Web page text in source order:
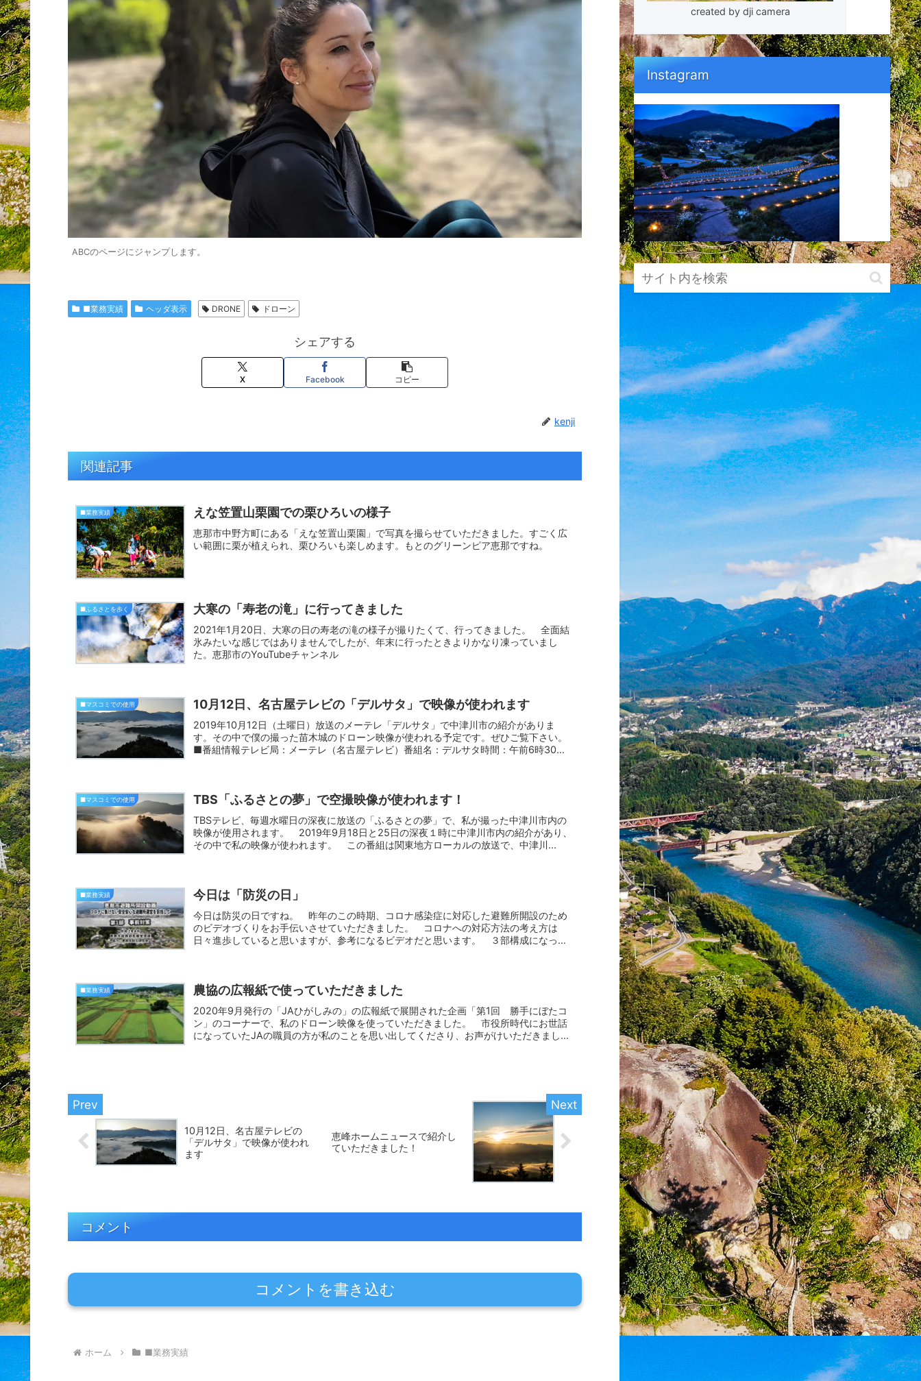
ABCのページにジャンプします。
■業務実績 ヘッダ表示 DRONE ドローン
シェアする
X Facebook コピー
kenji
関連記事
■業務実績 えな笠置山栗園での栗ひろいの様子
恵那市中野方町にある「えな笠置山栗園」で写真を撮らせていただきました。すごく広
い範囲に栗が植えられ、栗ひろいも楽しめます。もとのグリーンピア恵那ですね。
■ふるさとを歩く 大寒の「寿老の滝」に行ってきました
2021年1月20日、大寒の日の寿老の滝の様子が撮りたくて、行ってきました。 全面結
氷みたいな感じではありませんでしたが、年末に行ったときよりかなり凍っていまし
た。恵那市のYouTubeチャンネル
■マスコミでの使用 10月12日、名古屋テレビの「デルサタ」で映像が使われます
2019年10月12日（土曜日）放送のメーテレ「デルサタ」で中津川市の紹介がありま
す。その中で僕の撮った苗木城のドローン映像が使われる予定です。ぜひご覧下さい。
■番組情報テレビ局：メーテレ（名古屋テレビ）番組名：デルサタ時間：午前6時30
■マスコミでの使用 TBS「ふるさとの夢」で空撮映像が使われます！
TBSテレビ、毎週水曜日の深夜に放送の「ふるさとの夢」で、私が撮った中津川市内の
映像が使用されます。 2019年9月18日と25日の深夜１時に中津川市内の紹介があり、
その中で私の映像が使われます。 この番組は関東地方ローカルの放送で、中津川...
■業務実績 今日は「防災の日」
今日は防災の日ですね。 昨年のこの時期、コロナ感染症に対応した避難所開設のため
のビデオづくりをお手伝いさせていただきました。 コロナへの対応方法の考え方は
日々進歩していると思いますが、参考になるビデオだと思います。 ３部構成になって
■業務実績 農協の広報紙で使っていただきました
2020年9月発行の「JAひがしみの」の広報紙で展開された企画「第1回 勝手にぼたコ
ン」のコーナーで、私のドローン映像を使っていただきました。 市役所時代にお世話
になっていたJAの職員の方が私のことを思い出してくださり、お声がけいただきまし...
10月12日、名古屋テレビの
「デルサタ」で映像が使われ
ます
恵峰ホームニュースで紹介し
ていただきました！
コメント
コメントを書き込む
ホーム ■業務実績
created by dji camera
Instagram